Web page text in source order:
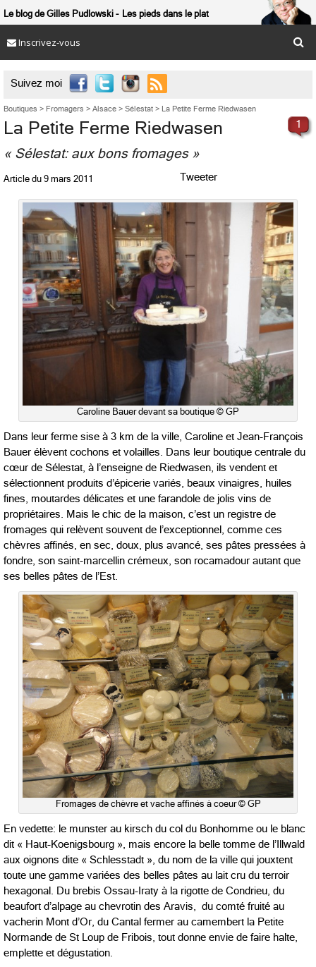
Le blog de Gilles Pudlowski Les pieds dans le plat
Inscrivez-vous
Suivez moi 
Boutiques > Fromagers > Alsace > Sélestat > La Petite Ferme Riedwasen
1
La Petite Ferme Riedwasen
« Sélestat: aux bons fromages »
Article du 9 mars 2011 Tweeter
Caroline Bauer devant sa boutique © GP
Dans leur ferme sise à 3 km de la ville, Caroline et Jean-François
Bauer élèvent cochons et volailles. Dans leur boutique centrale du
cœur de Sélestat, à l’enseigne de Riedwasen, ils vendent et
sélectionnent produits d’épicerie variés, beaux vinaigres, huiles
fines, moutardes délicates et une farandole de jolis vins de
propriétaires. Mais le chic de la maison, c’est un registre de
fromages qui relèvent souvent de l’exceptionnel, comme ces
chèvres affinés, en sec, doux, plus avancé, ses pâtes pressées à
fondre, son saint-marcellin crémeux, son rocamadour autant que
ses belles pâtes de l’Est.
Fromages de chèvre et vache affinés à coeur © GP
En vedette: le munster au kirsch du col du Bonhomme ou le blanc
dit « Haut-Koenigsbourg », mais encore la belle tomme de l’Illwald
aux oignons dite « Schlesstadt », du nom de la ville qui jouxtent
toute une gamme variées des belles pâtes au lait cru du terroir
hexagonal. Du brebis Ossau-Iraty à la rigotte de Condrieu, du
beaufort d’alpage au chevrotin des Aravis, du comté fruité au
vacherin Mont d’Or, du Cantal fermer au camembert la Petite
Normande de St Loup de Fribois, tout donne envie de faire halte,
emplette et dégustation.